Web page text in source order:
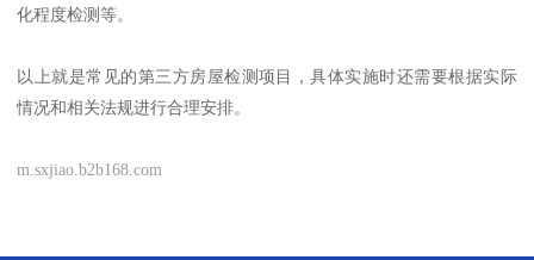
化程度检测等。
以上就是常见的第三方房屋检测项目，具体实施时还需要根据实际
情况和相关法规进行合理安排。
m.sxjiao.b2b168.com